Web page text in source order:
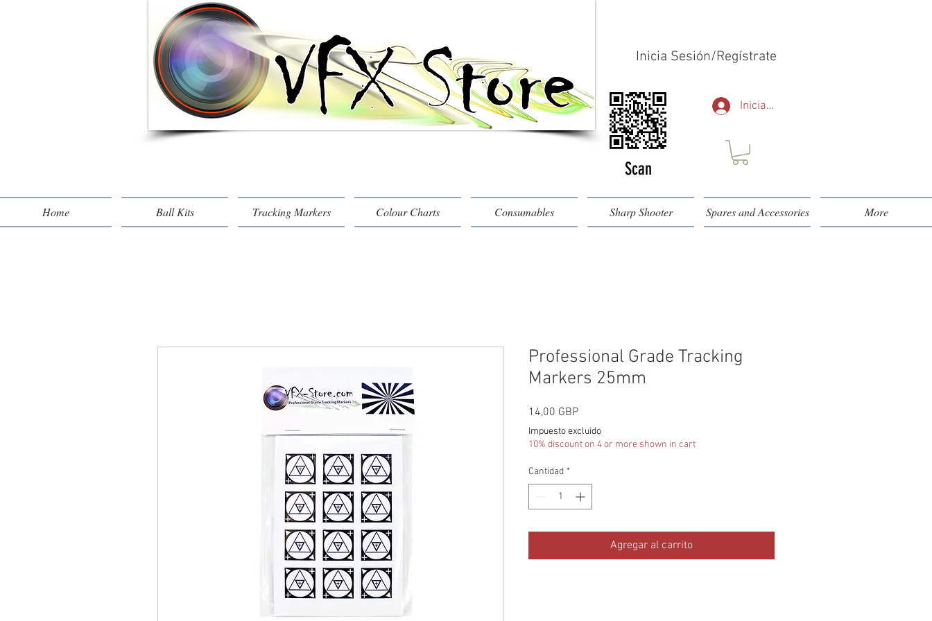
Inicia Sesión/Regístrate
Scan
Iniciar sesión
Home Ball Kits Tracking Markers Colour Charts Consumables Sharp Shooter Spares and Accessories More
Professional Grade Tracking
Markers 25mm
14,00 GBPPrecio
Impuesto excluido
10% discount on 4 or more shown in cart
Cantidad *
Agregar al carrito